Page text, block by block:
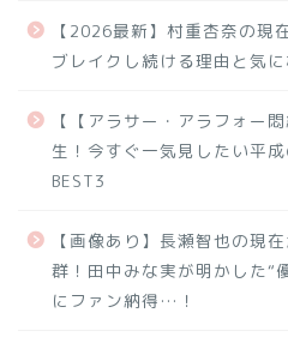
【2026最新】村重杏奈の現
ブレイクし続ける理由と気
【【アラサー・アラフォー
生！今すぐ一気見したい平
BEST3
【画像あり】長瀬智也の現
群！田中みな実が明かした“
にファン納得…！